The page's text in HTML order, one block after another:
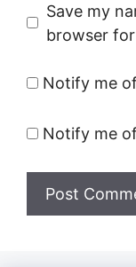
Save my
browser
Notify me
Notify me